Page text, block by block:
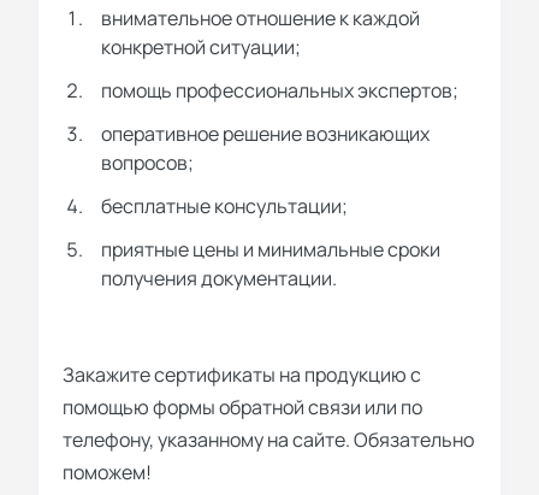
внимательное отношение к каждой
конкретной ситуации;
помощь профессиональных экспертов;
оперативное решение возникающих
вопросов;
бесплатные консультации;
приятные цены и минимальные сроки
получения документации.
Закажите сертификаты на продукцию с
помощью формы обратной связи или по
телефону, указанному на сайте. Обязательно
поможем!